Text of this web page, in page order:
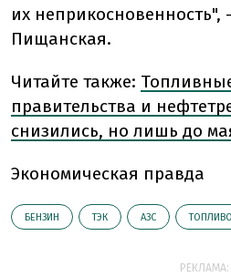
их неприкосновенность",
Пищанская.
Читайте также:
правительства и
снизились, но лишь до
Экономическая правда
БЕНЗИН ТЭК АЗС ТОПЛИВО
РЕКЛАМА: